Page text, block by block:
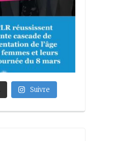
Suivre